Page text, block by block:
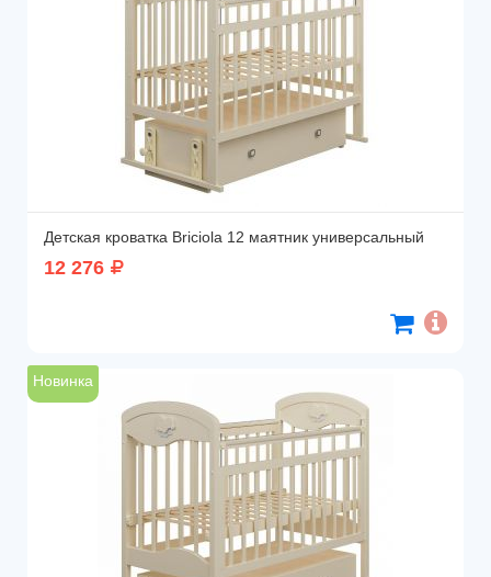
Детская кроватка Briciola 12 маятник универсальный
12 276
Новинка